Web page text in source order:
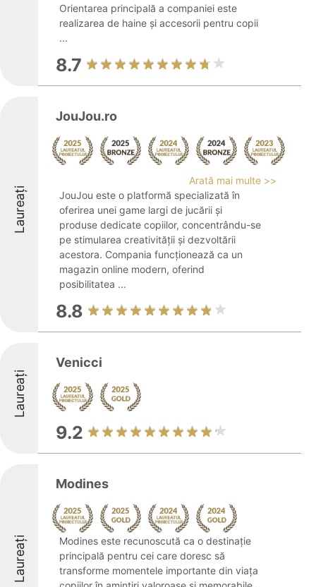
Orientarea principală a companiei este
realizarea de haine și accesorii pentru copii
...
8.7
Laureați
JouJou.ro
Arată mai multe >>
JouJou este o platformă specializată în
oferirea unei game largi de jucării și
produse dedicate copiilor, concentrându-se
pe stimularea creativității și dezvoltării
acestora. Compania funcționează ca un
magazin online modern, oferind
posibilitatea ...
8.8
Laureați
Venicci
9.2
Laureați
Modines
Modines este recunoscută ca o destinație
principală pentru cei care doresc să
transforme momentele importante din viața